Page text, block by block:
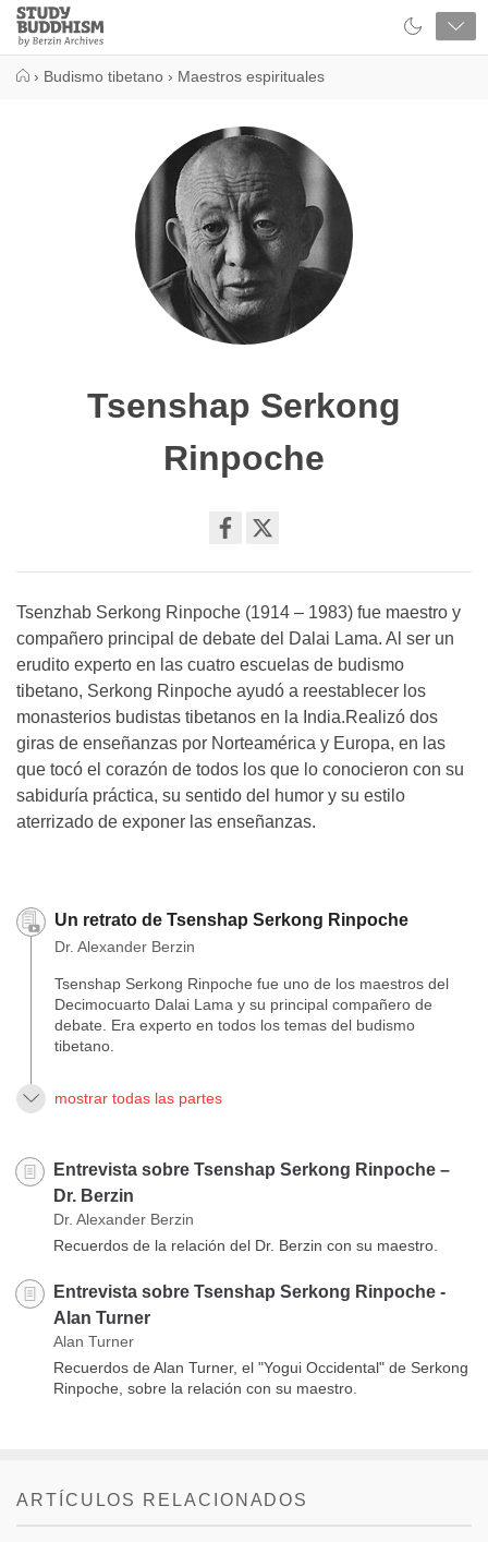
Close
Study
Buddhism
› Budismo tibetano › Maestros espirituales
Tsenshap Serkong
Rinpoche
facebook
Tsenzhab Serkong Rinpoche (1914 – 1983) fue maestro y
compañero principal de debate del Dalai Lama. Al ser un
erudito experto en las cuatro escuelas de budismo
tibetano, Serkong Rinpoche ayudó a reestablecer los
monasterios budistas tibetanos en la India.Realizó dos
giras de enseñanzas por Norteamérica y Europa, en las
que tocó el corazón de todos los que lo conocieron con su
sabiduría práctica, su sentido del humor y su estilo
aterrizado de exponer las enseñanzas.
Un retrato de Tsenshap Serkong Rinpoche
Dr. Alexander Berzin
Tsenshap Serkong Rinpoche fue uno de los maestros del
Decimocuarto Dalai Lama y su principal compañero de
debate. Era experto en todos los temas del budismo
tibetano.
mostrar todas las partes
Entrevista sobre Tsenshap Serkong Rinpoche –
Dr. Berzin
Dr. Alexander Berzin
Recuerdos de la relación del Dr. Berzin con su maestro.
Entrevista sobre Tsenshap Serkong Rinpoche -
Alan Turner
Alan Turner
Recuerdos de Alan Turner, el "Yogui Occidental" de Serkong
Rinpoche, sobre la relación con su maestro.
ARTÍCULOS RELACIONADOS